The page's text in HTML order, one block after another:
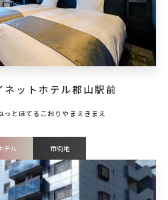
ネットホテル郡山駅前
テル 市街地